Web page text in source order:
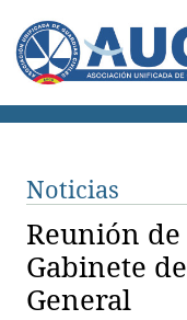
Noticias
Reunión de
Gabinete
General